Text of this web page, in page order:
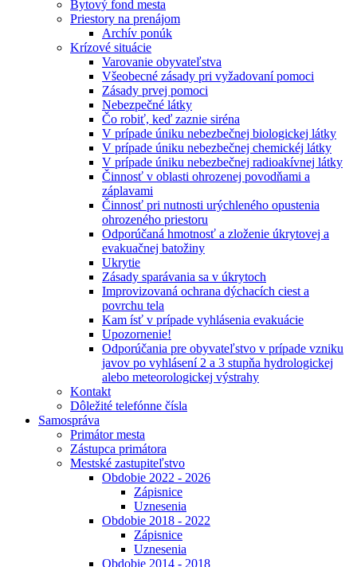
Bytový fond mesta
Priestory na prenájom
Archív ponúk
Krízové situácie
Varovanie obyvateľstva
Všeobecné zásady pri vyžadovaní pomoci
Zásady prvej pomoci
Nebezpečné látky
Čo robiť, keď zaznie siréna
V prípade úniku nebezbečnej biologickej látky
V prípade úniku nebezbečnej chemickéj látky
V prípade úniku nebezbečnej radioakívnej látky
Činnosť v oblasti ohrozenej povodňami a
záplavami
Činnosť pri nutnosti urýchleného opustenia
ohrozeného priestoru
Odporúčaná hmotnosť a zloženie úkrytovej a
evakuačnej batožiny
Ukrytie
Zásady sparávania sa v úkrytoch
Improvizovaná ochrana dýchacích ciest a
povrchu tela
Kam ísť v prípade vyhlásenia evakuácie
Upozornenie!
Odporúčania pre obyvateľstvo v prípade vzniku
javov po vyhlásení 2 a 3 stupňa hydrologickej
alebo meteorologickej výstrahy
Kontakt
Dôležité telefónne čísla
Samospráva
Primátor mesta
Zástupca primátora
Mestské zastupiteľstvo
Obdobie 2022 - 2026
Zápisnice
Uznesenia
Obdobie 2018 - 2022
Zápisnice
Uznesenia
Obdobie 2014 - 2018